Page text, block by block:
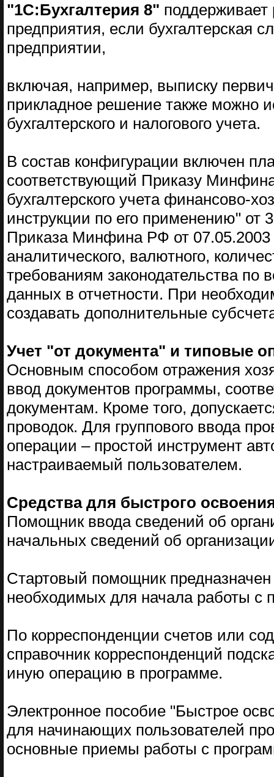
"1С:Бухгалтерия 8" поддерживает
предприятия, если бухгалтерская
предприятии,
включая, например, выписку
прикладное решение также можно
бухгалтерского и налогового учета.
В состав конфигурации включен
соответствующий Приказу
бухгалтерского учета финансово-
инструкции по его применению" от
Приказа Минфина РФ от
аналитического, валютного,
требованиям законодательства по
данных в отчетности. При
создавать дополнительные
Учет "от документа" и типовые
Основным способом отражения
ввод документов программы,
документам. Кроме того,
проводок. Для группового ввода
операции – простой инструмент
настраиваемый пользователем.
Средства для быстрого
Помощник ввода сведений об
начальных сведений об
Стартовый помощник
необходимых для начала работы с
По корреспонденции счетов или
справочник корреспонденций
иную операцию в программе.
Электронное пособие "Быстрое
для начинающих пользователей
основные приемы работы с